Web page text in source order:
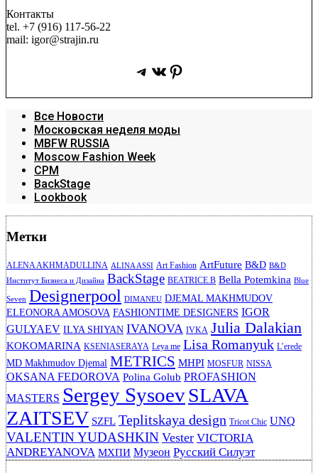
Контакты
tel. +7 (916) 117-56-22
mail: igor@strajin.ru
Telegram
ВКонтакте
Pinterest
Все Новости
Московская неделя моды
MBFW RUSSIA
Moscow Fashion Week
CPM
BackStage
Lookbook
Метки
ALENA AKHMADULLINA ALINA ASSI Art Fashion ArtFuture B&D B&D
Институт Бизнеса и Дизайна BackStage BEATRICE.B Bella Potemkina Blue
Seven Designerpool DIMANEU DJEMAL MAKHMUDOV
ELEONORA AMOSOVA FASHIONTIME DESIGNERS IGOR
GULYAEV ILYA SHIYAN IVANOVA IVKA Julia Dalakian
KOKOMARINA KSENIASERAYA Leya me Lisa Romanyuk L’erede
MD Makhmudov Djemal METRICS MHPI MOSFUR NISSA
OKSANA FEDOROVA Polina Golub PROFASHION
MASTERS Sergey SysoevSLAVA
ZAITSEV SZFL Teplitskaya design Tricot Chic UNQ
VALENTIN YUDASHKIN Vester VICTORIA
ANDREYANOVA МХПИ Музеон Русский Силуэт